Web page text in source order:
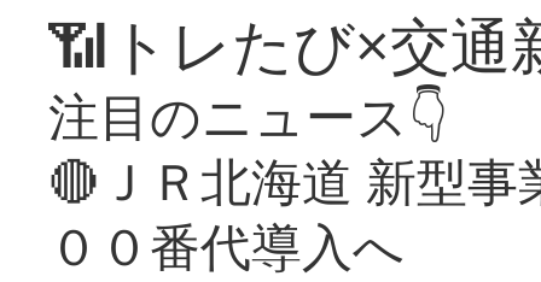
📶トレたび×交通
注目のニュース👇
🔴ＪＲ北海道 新型
００番代導入へ